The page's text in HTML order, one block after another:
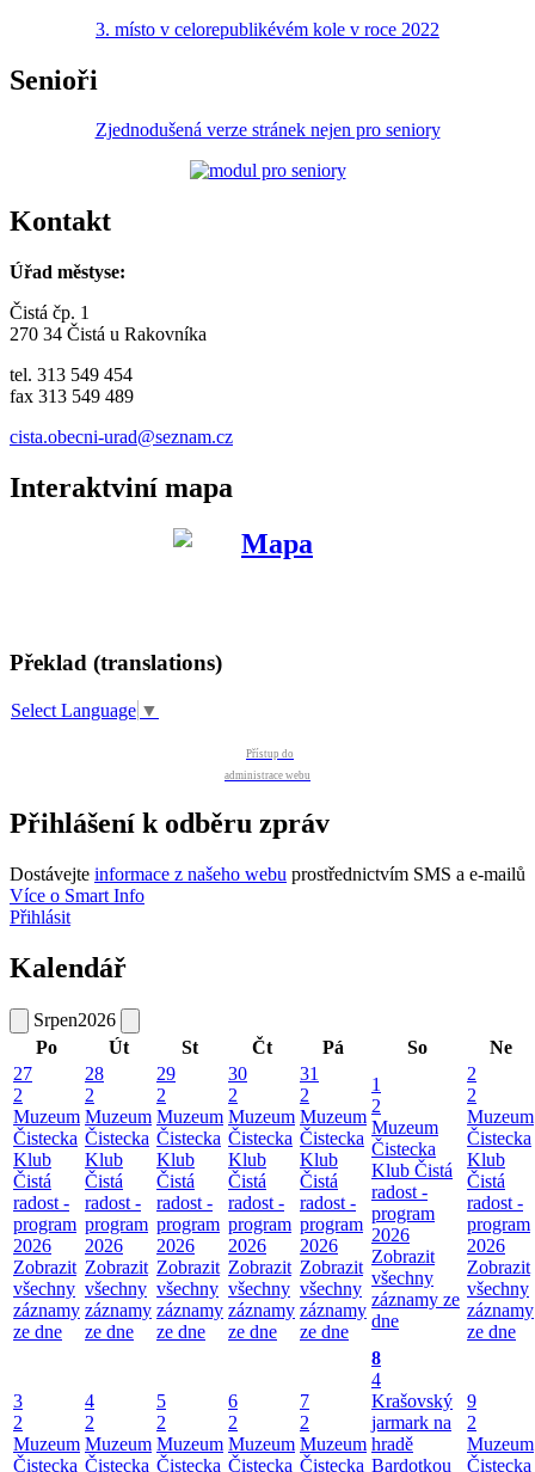
3. místo v celorepublikévém kole v roce 2022
Senioři
Zjednodušená verze stránek nejen pro seniory
Kontakt
Úřad městyse:
Čistá čp. 1
270 34 Čistá u Rakovníka
tel. 313 549 454
fax 313 549 489
cista.obecni-urad@seznam.cz
Interaktviní mapa
Překlad (translations)
Select Language ▼
Přístup do
administrace webu
Přihlášení k odběru zpráv
Dostávejte informace z našeho webu prostřednictvím SMS a e-mailů
Více o Smart Info
Přihlásit
Kalendář
Srpen2026
Po
Út St Čt Pá So
Ne
27
2
Muzeum
Čistecka
Klub
Čistá
radost -
program
2026
Zobrazit
všechny
záznamy
ze dne
28
2
Muzeum
Čistecka
Klub
Čistá
radost -
program
2026
Zobrazit
všechny
záznamy
ze dne
29
2
Muzeum
Čistecka
Klub
Čistá
radost -
program
2026
Zobrazit
všechny
záznamy
ze dne
30
2
Muzeum
Čistecka
Klub
Čistá
radost -
program
2026
Zobrazit
všechny
záznamy
ze dne
31
2
Muzeum
Čistecka
Klub
Čistá
radost -
program
2026
Zobrazit
všechny
záznamy
ze dne
1
2
Muzeum
Čistecka
Klub Čistá
radost -
program
2026
Zobrazit
všechny
záznamy ze
dne
2
2
Muzeum
Čistecka
Klub
Čistá
radost -
program
2026
Zobrazit
všechny
záznamy
ze dne
3
2
Muzeum
Čistecka
4
2
Muzeum
Čistecka
5
2
Muzeum
Čistecka
6
2
Muzeum
Čistecka
7
2
Muzeum
Čistecka
8
4
Krašovský
jarmark na
hradě
Bardotkou
9
2
Muzeum
Čistecka